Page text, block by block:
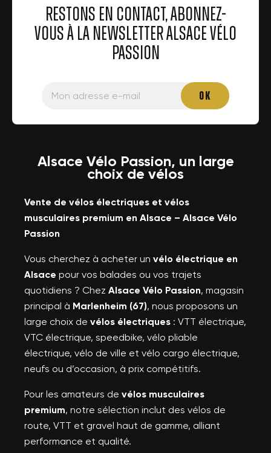
RESTONS EN CONTACT, ABONNEZ-
VOUS À LA NEWSLETTER ALSACE VÉLO
PASSION
Alsace Vélo Passion, un large
choix de vélos
Vente de vélos électriques et vélos
musculaires premium en Alsace – Alsace Vélo
Passion
Vous cherchez à acheter un vélo électrique en
Alsace pour vos balades ou vos trajets
quotidiens ? Chez Alsace Vélo Passion, magasin
principal à Marlenheim (67), nous proposons un
large choix de vélos électriques : VTT électrique,
VTC électrique, speedbike, vélo pliable
électrique, vélo de ville et vélo cargo électrique,
neufs ou d’occasion, à prix compétitifs.
Pour les amateurs de vélos musculaires
premium, notre sélection inclut des vélos de
route, VTT et gravel haut de gamme, alliant
performance et qualité.